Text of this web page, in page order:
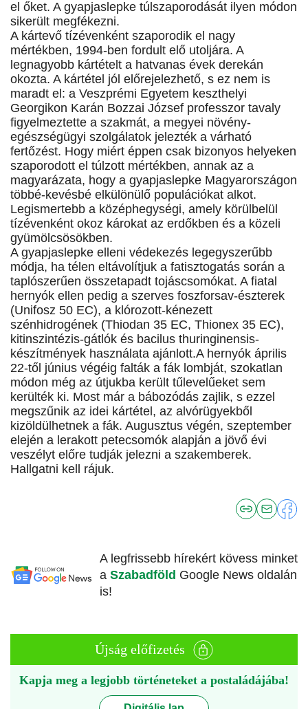
el őket. A gyapjaslepke túlszaporodását ilyen módon
sikerült megfékezni.
A kártevő tízévenként szaporodik el nagy
mértékben, 1994-ben fordult elő utoljára. A
legnagyobb kártételt a hatvanas évek derekán
okozta. A kártétel jól előrejelezhető, s ez nem is
maradt el: a Veszprémi Egyetem keszthelyi
Georgikon Karán Bozzai József professzor tavaly
figyelmeztette a szakmát, a megyei növény-
egészségügyi szolgálatok jelezték a várható
fertőzést. Hogy miért éppen csak bizonyos helyeken
szaporodott el túlzott mértékben, annak az a
magyarázata, hogy a gyapjaslepke Magyarországon
többé-kevésbé elkülönülő populációkat alkot.
Legismertebb a középhegységi, amely körülbelül
tízévenként okoz károkat az erdőkben és a közeli
gyümölcsösökben.
A gyapjaslepke elleni védekezés legegyszerűbb
módja, ha télen eltávolítjuk a fatisztogatás során a
taplószerűen összetapadt tojáscsomókat. A fiatal
hernyók ellen pedig a szerves foszforsav-észterek
(Unifosz 50 EC), a klórozott-kénezett
szénhidrogének (Thiodan 35 EC, Thionex 35 EC),
kitinszintézis-gátlók és bacilus thuringinensis-
készítmények használata ajánlott.A hernyók április
22-től június végéig falták a fák lombját, szokatlan
módon még az útjukba került tűlevelűeket sem
kerülték ki. Most már a bábozódás zajlik, s ezzel
megszűnik az idei kártétel, az alvórügyekből
kizöldülhetnek a fák. Augusztus végén, szeptember
elején a lerakott petecsomók alapján a jövő évi
veszélyt előre tudják jelezni a szakemberek.
Hallgatni kell rájuk.
A legfrissebb hírekért kövess minket
a Szabadföld Google News oldalán
is!
Újság előfizetés
Kapja meg a legjobb történeteket a postaládájába!